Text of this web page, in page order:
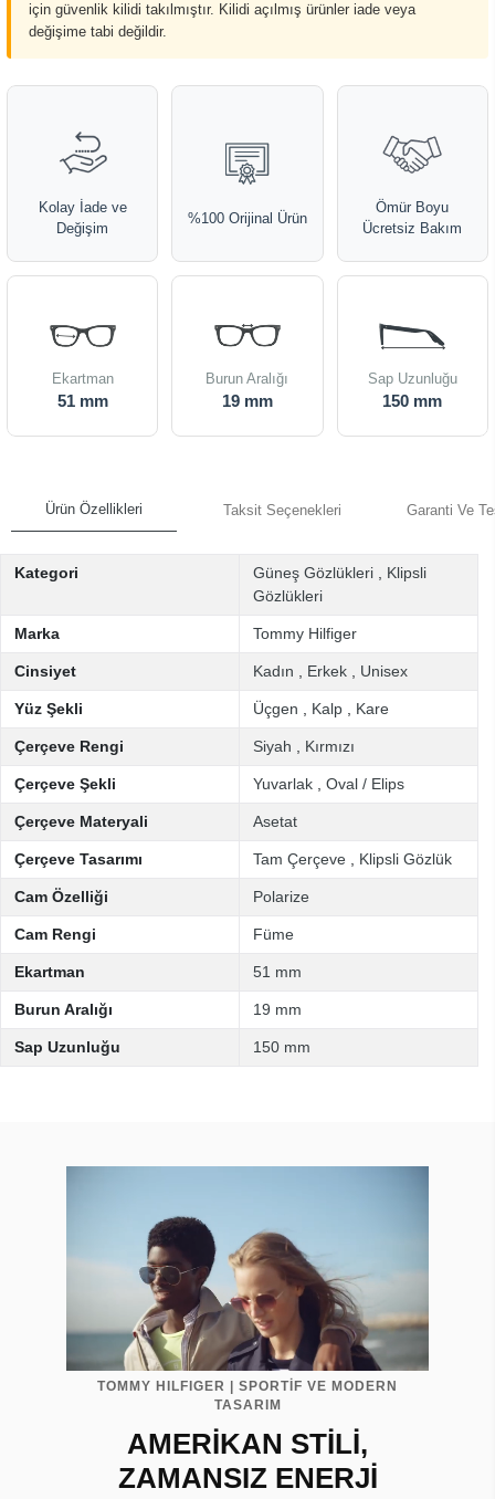
için güvenlik kilidi takılmıştır. Kilidi açılmış ürünler iade veya
değişime tabi değildir.
Kolay İade ve
Değişim
%100 Orijinal Ürün
Ömür Boyu
Ücretsiz Bakım
Ekartman
51 mm
Burun Aralığı
19 mm
Sap Uzunluğu
150 mm
Ürün Özellikleri Taksit Seçenekleri Garanti Ve
Kategori Güneş Gözlükleri
Klipsli
Gözlükleri
Marka Tommy Hilfiger
Cinsiyet Kadın Erkek Unisex
Yüz Şekli Üçgen Kalp Kare
Çerçeve Rengi Siyah Kırmızı
Çerçeve Şekli Yuvarlak Oval / Elips
Çerçeve Materyali Asetat
Çerçeve Tasarımı Tam Çerçeve Klipsli Gözlük
Cam Özelliği Polarize
Cam Rengi Füme
Ekartman 51 mm
Burun Aralığı 19 mm
Sap Uzunluğu 150 mm
TOMMY HILFIGER | SPORTİF VE MODERN
TASARIM
AMERİKAN STİLİ,
ZAMANSIZ ENERJİ